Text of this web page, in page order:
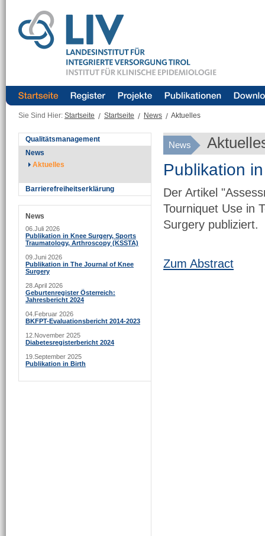
Sie Sind Hier: Startseite / Startseite / News / Aktuelles
Qualitätsmanagement
News
Aktuelles
Barrierefreiheitserklärung
News
06.Juli 2026
Publikation in Knee Surgery, Sports
Traumatology, Arthroscopy (KSSTA)
09.Juni 2026
Publikation in The Journal of Knee
Surgery
28.April 2026
Geburtenregister Österreich:
Jahresbericht 2024
04.Februar 2026
BKFPT-Evaluationsbericht 2014-2023
12.November 2025
Diabetesregisterbericht 2024
19.September 2025
Publikation in Birth
News
Publikation
Der Artikel
Tourniquet Use in
Surgery publiziert.
Zum Abstract